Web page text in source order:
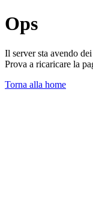
Ops
Il server sta avendo
Prova a ricaricare la
Torna alla home